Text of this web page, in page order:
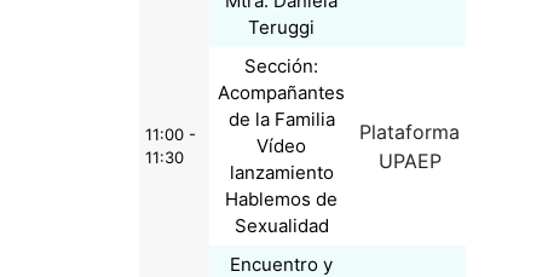
Teruggi
11:00 -
11:30
Sección:
Acompañantes
de la Familia
Vídeo
lanzamiento
Hablemos de
Sexualidad
Plataforma
UPAEP
Encuentro y